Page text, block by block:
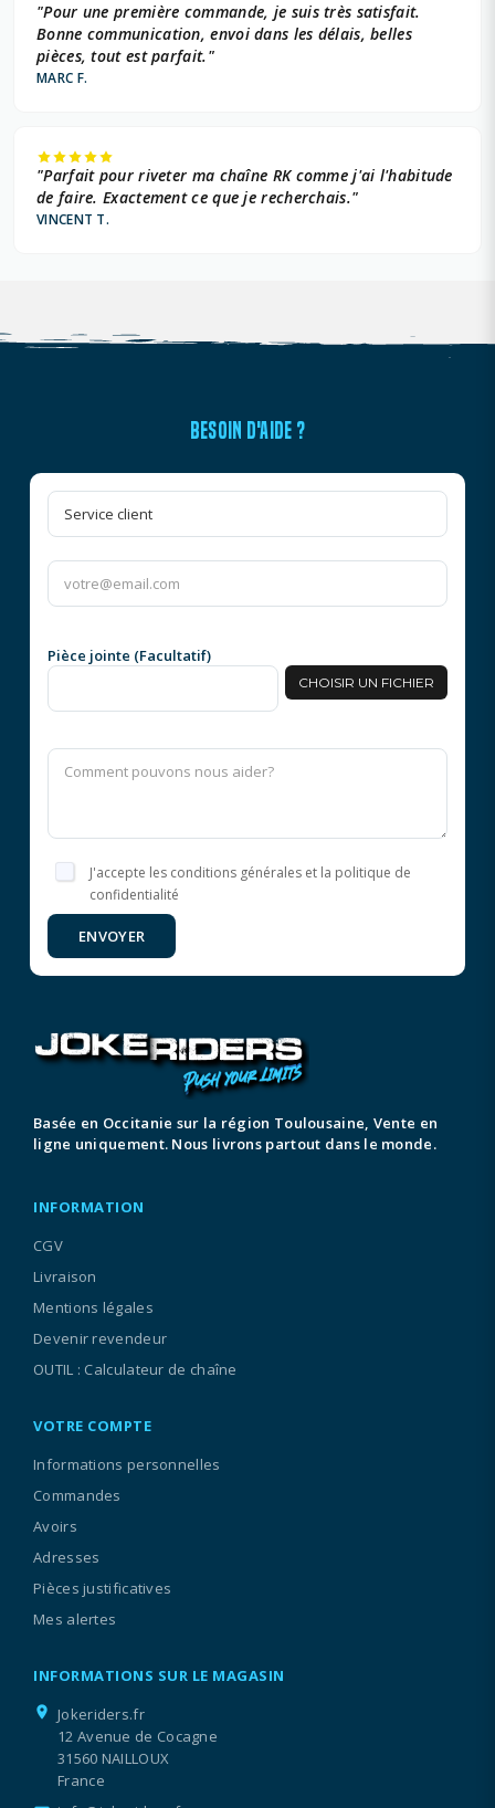
"Pour une première commande, je suis très satisfait.
Bonne communication, envoi dans les délais, belles
pièces, tout est parfait."
MARC F.
"Parfait pour riveter ma chaîne RK comme j'ai l'habitude
de faire. Exactement ce que je recherchais."
VINCENT T.
BESOIN D'AIDE ?
Pièce jointe (Facultatif)
CHOISIR UN FICHIER
J'accepte les conditions générales et la politique de
confidentialité
ENVOYER
Basée en Occitanie sur la région Toulousaine, Vente en
ligne uniquement. Nous livrons partout dans le monde.
INFORMATION
CGV
Livraison
Mentions légales
Devenir revendeur
OUTIL : Calculateur de chaîne
VOTRE COMPTE
Informations personnelles
Commandes
Avoirs
Adresses
Pièces justificatives
Mes alertes
INFORMATIONS SUR LE MAGASIN
location_on
Jokeriders.fr
12 Avenue de Cocagne
31560 NAILLOUX
France